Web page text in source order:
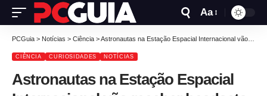
Aa
PCGuia > Notícias > Ciência >Astronautas na Estação Espacial Internacional vão receber headsets de realidade virtual da HTC
CIÊNCIA CURIOSIDADES NOTÍCIAS
Astronautas na Estação Espacial